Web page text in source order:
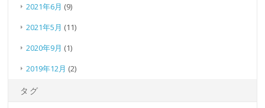
2021年6月 (9)
2021年5月 (11)
2020年9月 (1)
2019年12月 (2)
タグ